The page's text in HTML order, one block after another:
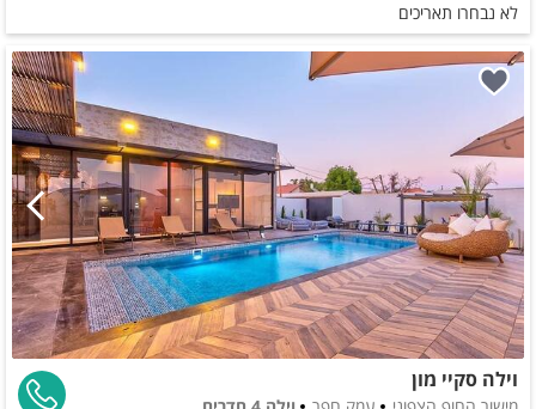
לא נבחרו תאריכים
וילה סקיי מון